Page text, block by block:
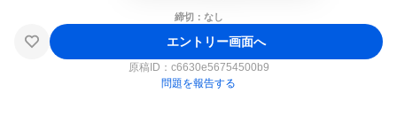
締切：なし
エントリー画面へ
原稿ID： c6630e56754500b9
問題を報告する